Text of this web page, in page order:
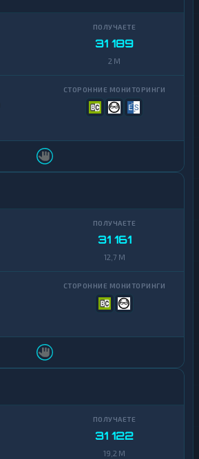
31 189
2 M
31 161
12,7 M
31 122
19,2 M